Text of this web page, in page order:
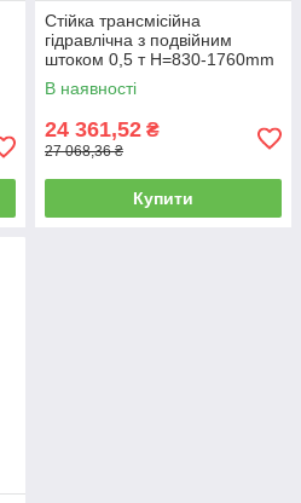
Стійка трансмісійна
гідравлічна з подвійним
штоком 0,5 т Н=830-1760mm
TORIN TEL05005
В наявності
24 361,52 ₴
27 068,36 ₴
Купити